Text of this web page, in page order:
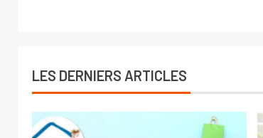
LES DERNIERS ARTICLES